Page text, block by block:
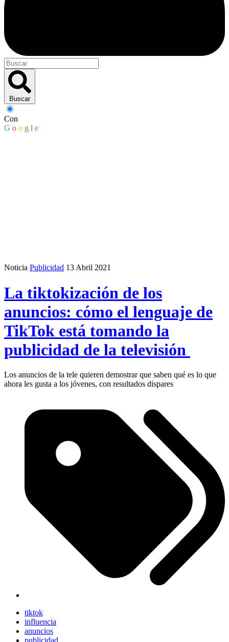
Buscar
Con
G o o g l e
Noticia Publicidad 13 Abril 2021
La tiktokización de los
anuncios: cómo el lenguaje de
TikTok está tomando la
publicidad de la televisión
Los anuncios de la tele quieren demostrar que saben qué es lo que
ahora les gusta a los jóvenes, con resultados dispares
tiktok
influencia
anuncios
publicidad